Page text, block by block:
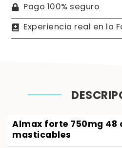
Pago 100% seguro
Experiencia real en la
Almax forte 750mg
masticables